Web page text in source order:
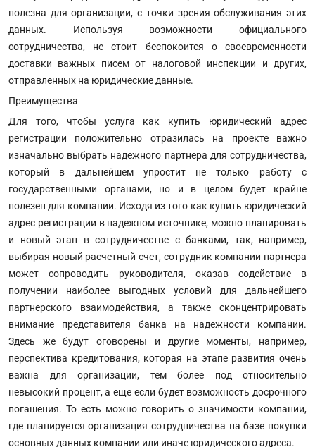
полезна для организации, с точки зрения обслуживания этих
данных. Используя возможности официального
сотрудничества, не стоит беспокоится о своевременности
доставки важных писем от налоговой инспекции и других,
отправленных на юридические данные.
Преимущества
Для того, чтобы услуга как купить юридический адрес
регистрации положительно отразилась на проекте важно
изначально выбрать надежного партнера для сотрудничества,
который в дальнейшем упростит не только работу с
государственными органами, но и в целом будет крайне
полезен для компании. Исходя из того как купить юридический
адрес регистрации в надежном источнике, можно планировать
и новый этап в сотрудничестве с банками, так, например,
выбирая новый расчетный счет, сотрудник компании партнера
может сопроводить руководителя, оказав содействие в
получении наиболее выгодных условий для дальнейшего
партнерского взаимодействия, а также сконцентрировать
внимание представителя банка на надежности компании.
Здесь же будут оговорены и другие моменты, например,
перспектива кредитования, которая на этапе развития очень
важна для организации, тем более под относительно
невысокий процент, а еще если будет возможность досрочного
погашения. То есть можно говорить о значимости компании,
где планируется организация сотрудничества на базе покупки
основных данных компании или иначе юридического адреса.